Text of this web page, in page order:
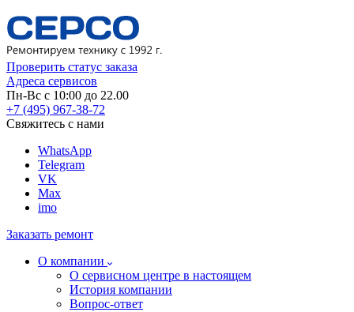
Проверить статус заказа
Адреса сервисов
Пн-Вс с 10:00 до 22.00
+7 (495) 967-38-72
Свяжитесь с нами
WhatsApp
Telegram
VK
Max
imo
Заказать ремонт
О компании
О сервисном центре в настоящем
История компании
Вопрос-ответ